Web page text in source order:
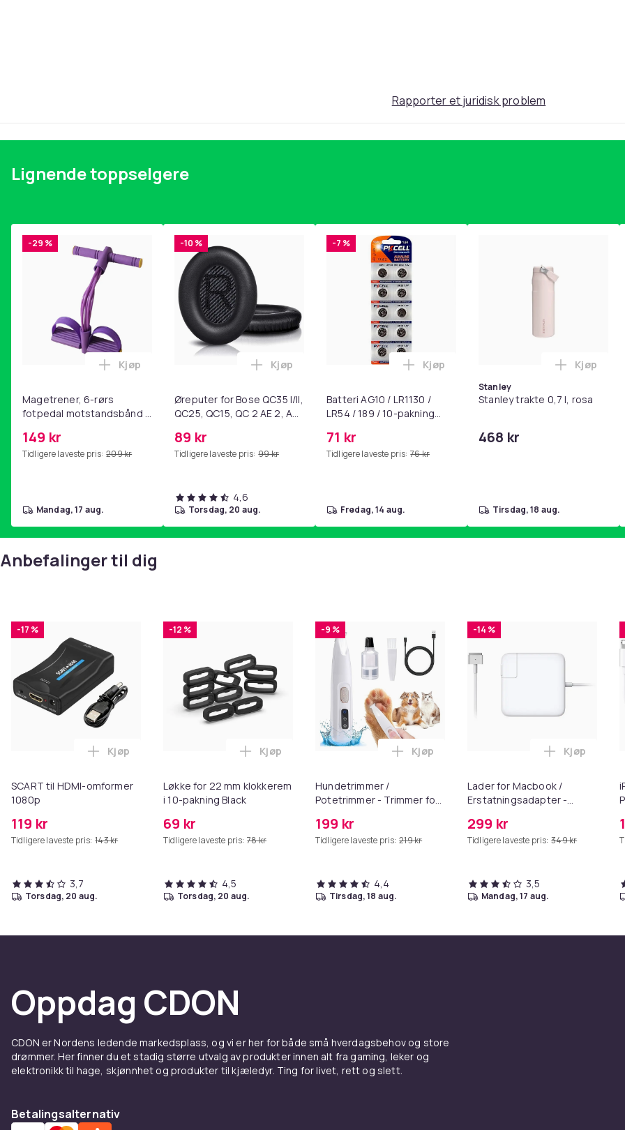
Rapporter et juridisk problem
Lignende toppselgere
-29 %
Magetrener, 6-rørs
fotpedal motstandsbånd -
yoga og
hjemmegymnastikk Purple
149 kr
Tidligere laveste pris: 209 kr
Legg Magetrener, 6-rørs fotpedal motstandsbånd - mage- og kjernetrening, yoga og
Kjøp
mandag, 17 aug.
-10 %
Øreputer for Bose QC35 I/II,
QC25, QC15, QC 2 AE 2, AE
SoundLink Black
89 kr
Tidligere laveste pris: 99 kr
Legg Øreputer for Bose QC35 I/II, QC25, QC15, QC 2 AE 2, AE 2i, AE 2w,
Kjøp
4,6
torsdag, 20 aug.
-7 %
Batteri AG10 / LR1130 /
LR54 / 189 / 10-pakning
71 kr
Tidligere laveste pris: 76 kr
Legg Batteri AG10 / LR1130 / LR54 / 189
Kjøp
fredag, 14 aug.
Stanley
Stanley trakte 0,7 l, rosa
468 kr
Legg
Kjøp
tirsdag, 18 aug.
Anbefalinger til dig
-17 %
SCART til HDMI-omformer
1080p
119 kr
Tidligere laveste pris: 143 kr
Legg SCART til HDMI-omformer 1080p i handlekurven
Kjøp
3,7
torsdag, 20 aug.
-12 %
Løkke for 22 mm klokkerem
i 10-pakning Black
69 kr
Tidligere laveste pris: 78 kr
Legg Løkke for 22 mm klokkerem i 10-pakning Black i handlekurven
Kjøp
4,5
torsdag, 20 aug.
-9 %
Hundetrimmer /
Potetrimmer - Trimmer for
199 kr
Tidligere laveste pris: 219 kr
Legg Hundetrimmer / Potetrimmer -
Kjøp
4,4
tirsdag, 18 aug.
-14 %
Lader for Macbook /
Erstatningsadapter -
299 kr
Tidligere laveste pris: 349 kr
Legg Lader
Kjøp
3,5
mandag, 17 aug.
Oppdag CDON
CDON er Nordens ledende markedsplass, og vi er her for både små hverdagsbehov og store
drømmer. Her finner du et stadig større utvalg av produkter innen alt fra gaming, leker og
elektronikk til hage, skjønnhet og produkter til kjæledyr. Ting for livet, rett og slett.
Betalingsalternativ